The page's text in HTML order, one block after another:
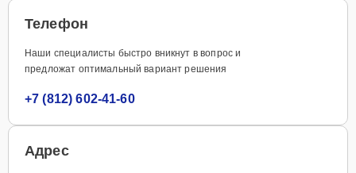
Телефон
Наши специалисты быстро вникнут в вопрос и
предложат оптимальный вариант решения
+7 (812) 602-41-60
Адрес